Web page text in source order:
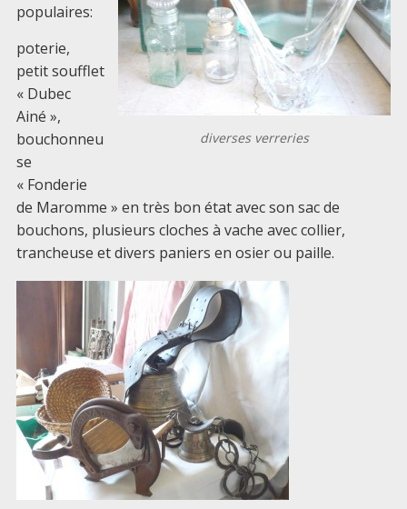
diverses verreries
populaires:
poterie,
petit soufflet
« Dubec
Ainé »,
bouchonneu
se
« Fonderie
de Maromme » en très bon état avec son sac de
bouchons, plusieurs cloches à vache avec collier,
trancheuse et divers paniers en osier ou paille.